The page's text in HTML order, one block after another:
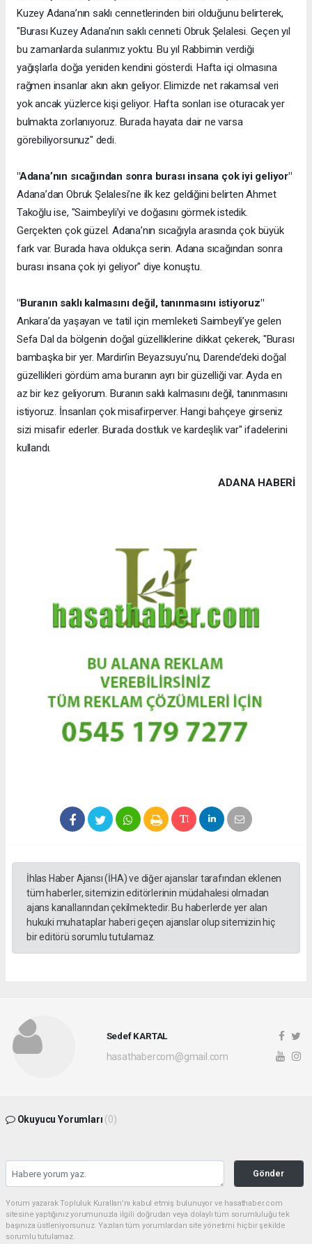
Kuzey Adana’nın saklı cennetlerinden biri olduğunu belirterek,
"Burası Kuzey Adana’nın saklı cenneti Obruk Şelalesi. Geçen yıl
bu zamanlarda sularımız yoktu. Bu yıl Rabbimin verdiği
yağışlarla doğa yeniden kendini gösterdi. Hafta içi olmasına
rağmen insanlar akın akın geliyor. Elimizde net rakamsal veri
yok ancak yüzlerce kişi geliyor. Hafta sonları ise oturacak yer
bulmakta zorlanıyoruz. Burada hayata dair ne varsa
görebiliyorsunuz" dedi.
"Adana’nın sıcağından sonra burası insana çok iyi geliyor"
Adana’dan Obruk Şelalesi’ne ilk kez geldiğini belirten Ahmet
Takoğlu ise, "Saimbeyli’yi ve doğasını görmek istedik.
Gerçekten çok güzel. Adana’nın sıcağıyla arasında çok büyük
fark var. Burada hava oldukça serin. Adana sıcağından sonra
burası insana çok iyi geliyor" diye konuştu.
"Buranın saklı kalmasını değil, tanınmasını istiyoruz"
Ankara’da yaşayan ve tatil için memleketi Saimbeyli’ye gelen
Sefa Dal da bölgenin doğal güzelliklerine dikkat çekerek, "Burası
bambaşka bir yer. Mardin’in Beyazsuyu’nu, Darende’deki doğal
güzellikleri gördüm ama buranın ayrı bir güzelliği var. Ayda en
az bir kez geliyorum. Buranın saklı kalmasını değil, tanınmasını
istiyoruz. İnsanları çok misafirperver. Hangi bahçeye girseniz
sizi misafir ederler. Burada dostluk ve kardeşlik var" ifadelerini
kullandı.
ADANA HABERİ
İhlas Haber Ajansı (İHA) ve diğer ajanslar tarafından eklenen
tüm haberler, sitemizin editörlerinin müdahalesi olmadan
ajans kanallarından çekilmektedir. Bu haberlerde yer alan
hukuki muhataplar haberi geçen ajanslar olup sitemizin hiç
bir editörü sorumlu tutulamaz.
Sedef KARTAL
hasathabercom@gmail.com
Okuyucu Yorumları (0)
Gönder
Yorum yazarak Topluluk Kuralları’nı kabul etmiş bulunuyor ve hasathaber.com
sitesine yaptığınız yorumunuzla ilgili doğrudan veya dolaylı tüm sorumluluğu tek
başınıza üstleniyorsunuz. Yazılan tüm yorumlardan site yönetimi hiçbir şekilde
sorumlu tutulamaz.